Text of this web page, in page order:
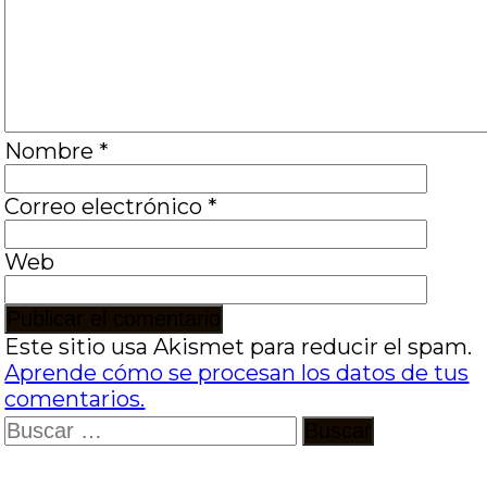
Nombre *
Correo electrónico *
Web
Este sitio usa Akismet para reducir el spam.
Aprende cómo se procesan los datos de tus
comentarios.
Buscar: